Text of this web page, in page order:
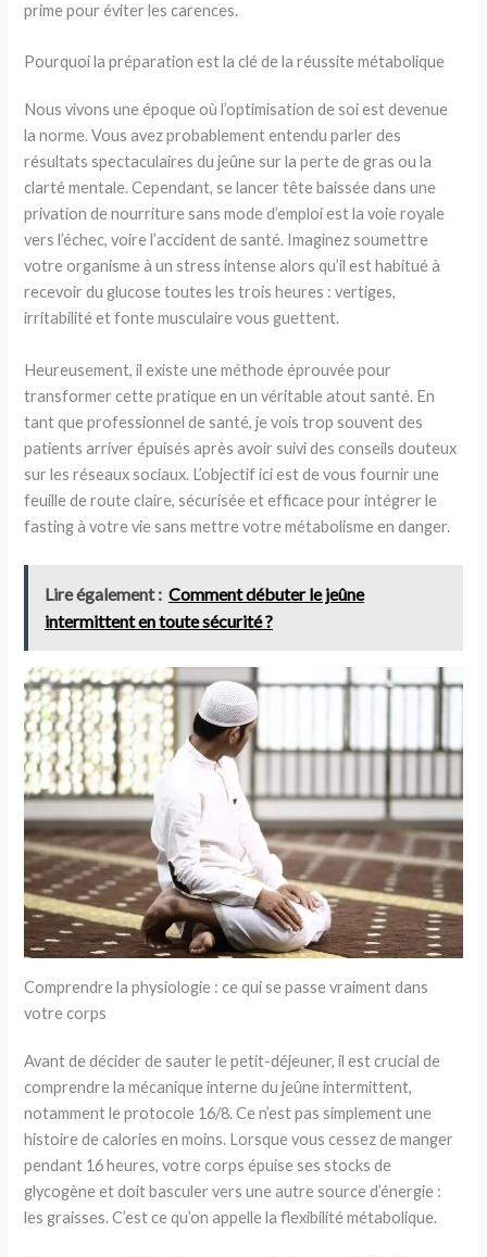
prime pour éviter les carences.
Pourquoi la préparation est la clé de la réussite métabolique
Nous vivons une époque où l’optimisation de soi est devenue
la norme. Vous avez probablement entendu parler des
résultats spectaculaires du jeûne sur la perte de gras ou la
clarté mentale. Cependant, se lancer tête baissée dans une
privation de nourriture sans mode d’emploi est la voie royale
vers l’échec, voire l’accident de santé. Imaginez soumettre
votre organisme à un stress intense alors qu’il est habitué à
recevoir du glucose toutes les trois heures : vertiges,
irritabilité et fonte musculaire vous guettent.
Heureusement, il existe une méthode éprouvée pour
transformer cette pratique en un véritable atout santé. En
tant que professionnel de santé, je vois trop souvent des
patients arriver épuisés après avoir suivi des conseils douteux
sur les réseaux sociaux. L’objectif ici est de vous fournir une
feuille de route claire, sécurisée et efficace pour intégrer le
fasting à votre vie sans mettre votre métabolisme en danger.
Lire également : Comment débuter le jeûne
intermittent en toute sécurité ?
Comprendre la physiologie : ce qui se passe vraiment dans
votre corps
Avant de décider de sauter le petit-déjeuner, il est crucial de
comprendre la mécanique interne du jeûne intermittent,
notamment le protocole 16/8. Ce n’est pas simplement une
histoire de calories en moins. Lorsque vous cessez de manger
pendant 16 heures, votre corps épuise ses stocks de
glycogène et doit basculer vers une autre source d’énergie :
les graisses. C’est ce qu’on appelle la flexibilité métabolique.